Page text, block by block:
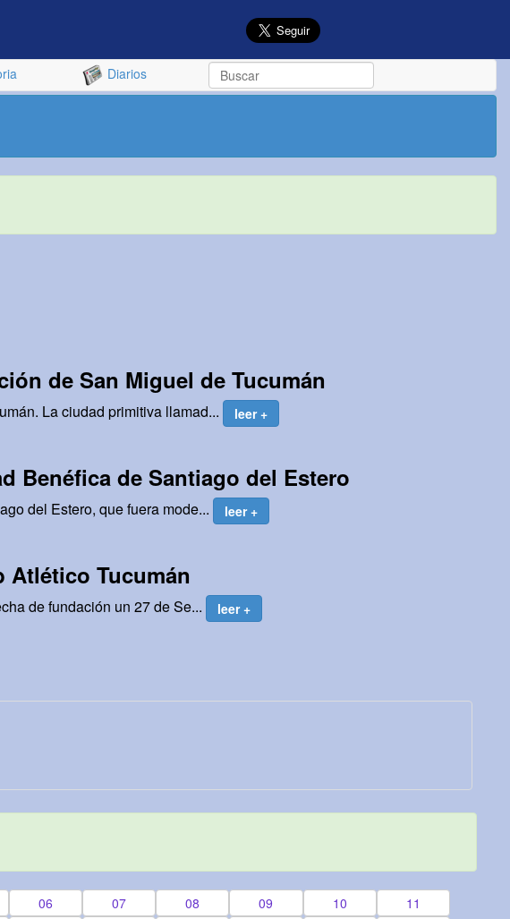
Diarios
de San Miguel de Tucumán
La ciudad primitiva llamad... leer +
Benéfica de Santiago del Estero
del Estero, que fuera mode... leer +
Atlético Tucumán
de fundación un 27 de Se... leer +
06 07 08 09 10
11